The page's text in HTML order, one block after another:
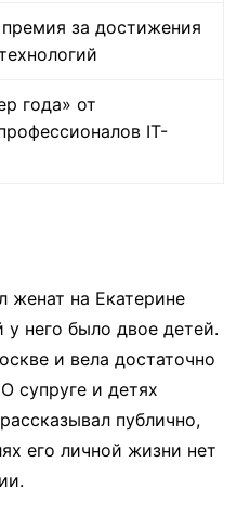
за достижения
года» от
IT-
женат на Екатерине
него было двое детей.
и вела достаточно
супруге и детях
публично,
его личной жизни нет